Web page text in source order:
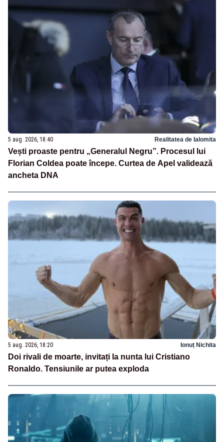
5 aug. 2026, 18:40 Realitatea de Ialomita
Vești proaste pentru „Generalul Negru”. Procesul lui
Florian Coldea poate începe. Curtea de Apel validează
ancheta DNA
5 aug. 2026, 18:20 Ionuț Nichita
Doi rivali de moarte, invitați la nunta lui Cristiano
Ronaldo. Tensiunile ar putea exploda